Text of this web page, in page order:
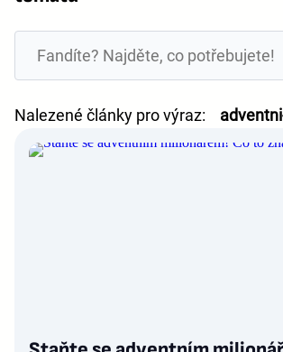
Nalezené články pro výraz: